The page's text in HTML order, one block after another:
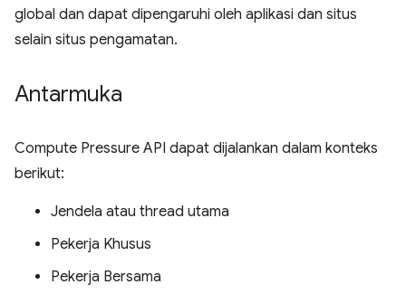
global dan dapat dipengaruhi oleh aplikasi dan situs
selain situs pengamatan.
Antarmuka
Compute Pressure API dapat dijalankan dalam konteks
berikut:
Jendela atau thread utama
Pekerja Khusus
Pekerja Bersama